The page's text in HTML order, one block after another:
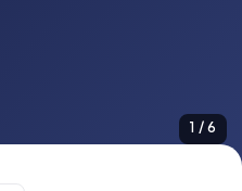
1 / 6